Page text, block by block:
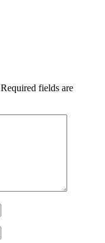
Required fields are